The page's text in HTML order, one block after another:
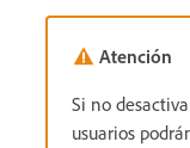
Atención
Si no
usuarios